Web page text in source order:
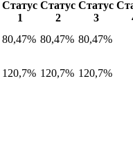
Статус
1
Статус
2
Статус
3
80,47% 80,47% 80,47%
120,7% 120,7% 120,7%